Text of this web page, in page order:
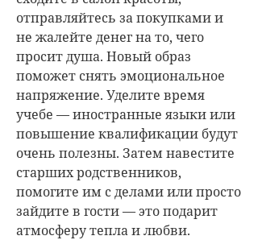
отправляйтесь за покупками и
не жалейте денег на то, чего
просит душа. Новый образ
поможет снять эмоциональное
напряжение. Уделите время
учебе — иностранные языки или
повышение квалификации будут
очень полезны. Затем навестите
старших родственников,
помогите им с делами или просто
зайдите в гости — это подарит
атмосферу тепла и любви.